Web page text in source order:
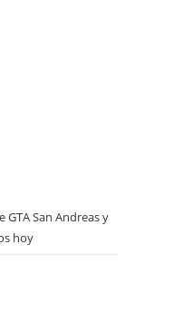
GTA San Andreas y
hoy